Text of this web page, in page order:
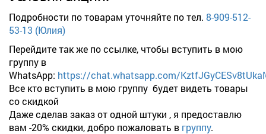
Подробности по товарам уточняйте по тел. 8-909-512-
53-13 (Юлия)
Перейдите так же по ссылке, чтобы вступить в мою
группу в
WhatsApp: https://chat.whatsapp.com/
Все кто вступить в мою группу будет видеть товары
со скидкой
Даже сделав заказ от одной штуки , я предоставлю
вам -20% скидки, добро пожаловать в группу.